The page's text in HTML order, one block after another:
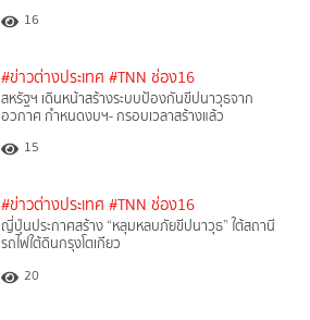
16
#ข่าวต่างประเทศ #TNN ช่อง16
สหรัฐฯ เดินหน้าสร้างระบบป้องกันขีปนาวุธจาก
อวกาศ กำหนดงบฯ- กรอบเวลาสร้างแล้ว
15
#ข่าวต่างประเทศ #TNN ช่อง16
ญี่ปุ่นประกาศสร้าง “หลุมหลบภัยขีปนาวุธ” ใต้สถานี
รถไฟใต้ดินกรุงโตเกียว
20